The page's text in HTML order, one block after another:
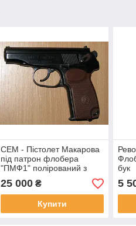
СЕМ - Пістолет Макарова
під патрон флобера
"ПМФ1" полірований з
коричневою рукояттю
25 000₴
Купити
бук
5